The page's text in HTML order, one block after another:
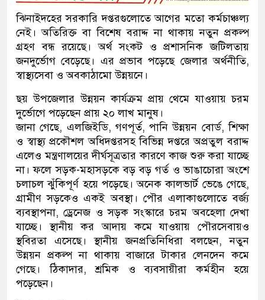
ঝিনাইদহের সরকারি দপ্তরগুলোতে আগের মতো কর্মচাঞ্চল্য
নেই। অতিরিক্ত বা বিশেষ বরাদ্দ না থাকায় নতুন প্রকল্প
গ্রহণ বন্ধ রয়েছে। অর্থ সংকট ও প্রশাসনিক জটিলতায়
জনদুর্ভোগ বেড়েছে। এর প্রভাব পড়েছে জেলার অর্থনীতি,
স্বাস্থ্যসেবা ও অবকাঠামো উন্নয়নে।
ছয় উপজেলার উন্নয়ন কার্যক্রম প্রায় থেমে যাওয়ায় চরম
দুর্ভোগে পড়েছেন প্রায় ২০ লাখ মানুষ।
জানা গেছে, এলজিইডি, গণপূর্ত, পানি উন্নয়ন বোর্ড, শিক্ষা
ও স্বাস্থ্য প্রকৌশল অধিদপ্তরসহ বিভিন্ন দপ্তরে অপ্রতুল বরাদ্দ
এলেও মন্ত্রণালয়ের দীর্ঘসূত্রতার কারণে কাজ শুরু করা যাচ্ছে
না। ফলে সড়ক-মহাসড়কে বড় বড় গর্ত ও ভাঙাচোরা অংশে
চলাচল ঝুঁকিপূর্ণ হয়ে পড়েছে। অনেক কালভার্ট ভেঙে গেছে,
গ্রামীণ সড়কেও একই অবস্থা। পৌর এলাকাগুলোতে বর্জ্য
ব্যবস্থাপনা, ড্রেনেজ ও সড়ক সংস্কারে চরম অবহেলা দেখা
যাচ্ছে। স্থানীয় কর আদায় কমে যাওয়ায় পৌরসেবায়ও
স্থবিরতা এসেছে। স্থানীয় জনপ্রতিনিধিরা বলছেন, নতুন
উন্নয়ন প্রকল্প না থাকায় বাজারে টাকার লেনদেন কমে
গেছে। ঠিকাদার, শ্রমিক ও ব্যবসায়ীরা কর্মহীন হয়ে
পড়েছেন।